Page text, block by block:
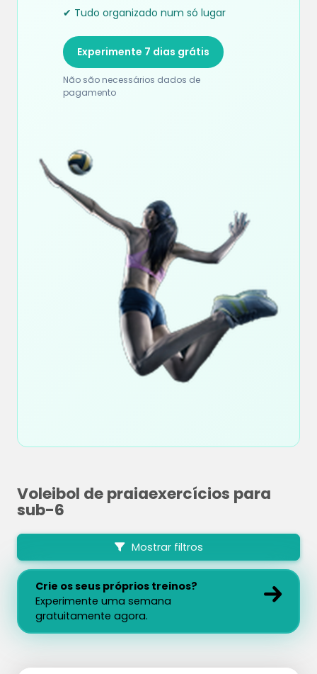
✔ Tudo organizado num só lugar
Experimente 7 dias grátis
Não são necessários dados de
pagamento
Voleibol de praiaexercícios para
sub-6
Mostrar filtros
Crie os seus próprios treinos?
Experimente uma semana
gratuitamente agora.